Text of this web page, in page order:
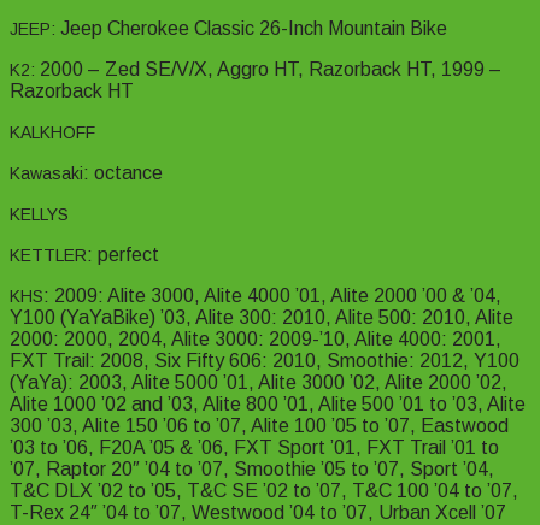
JEEP: Jeep Cherokee Classic 26-Inch Mountain Bike
K2: 2000 – Zed SE/V/X, Aggro HT, Razorback HT, 1999 –
Razorback HT
KALKHOFF
Kawasaki: octance
KELLYS
KETTLER: perfect
KHS: 2009: Alite 3000, Alite 4000 ’01, Alite 2000 ’00 & ’04,
Y100 (YaYaBike) ’03, Alite 300: 2010, Alite 500: 2010, Alite
2000: 2000, 2004, Alite 3000: 2009-’10, Alite 4000: 2001,
FXT Trail: 2008, Six Fifty 606: 2010, Smoothie: 2012, Y100
(YaYa): 2003, Alite 5000 ’01, Alite 3000 ’02, Alite 2000 ’02,
Alite 1000 ’02 and ’03, Alite 800 ’01, Alite 500 ’01 to ’03, Alite
300 ’03, Alite 150 ’06 to ’07, Alite 100 ’05 to ’07, Eastwood
’03 to ’06, F20A ’05 & ’06, FXT Sport ’01, FXT Trail ’01 to
’07, Raptor 20″ ’04 to ’07, Smoothie ’05 to ’07, Sport ’04,
T&C DLX ’02 to ’05, T&C SE ’02 to ’07, T&C 100 ’04 to ’07,
T-Rex 24″ ’04 to ’07, Westwood ’04 to ’07, Urban Xcell ’07